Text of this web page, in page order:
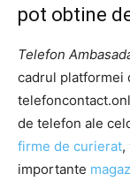
pot obtine
Telefon
cadrul platformei
de telefon ale
firme de curierat,
importante